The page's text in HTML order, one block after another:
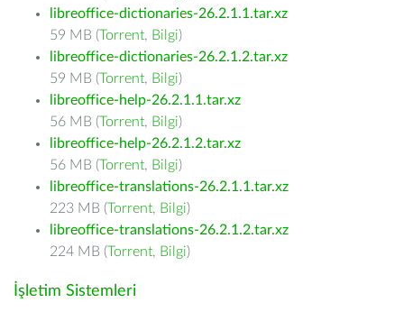
libreoffice-dictionaries-26.2.1.1.tar.xz
59 MB (Torrent, Bilgi)
libreoffice-dictionaries-26.2.1.2.tar.xz
59 MB (Torrent, Bilgi)
libreoffice-help-26.2.1.1.tar.xz
56 MB (Torrent, Bilgi)
libreoffice-help-26.2.1.2.tar.xz
56 MB (Torrent, Bilgi)
libreoffice-translations-26.2.1.1.tar.xz
223 MB (Torrent, Bilgi)
libreoffice-translations-26.2.1.2.tar.xz
224 MB (Torrent, Bilgi)
İşletim Sistemleri